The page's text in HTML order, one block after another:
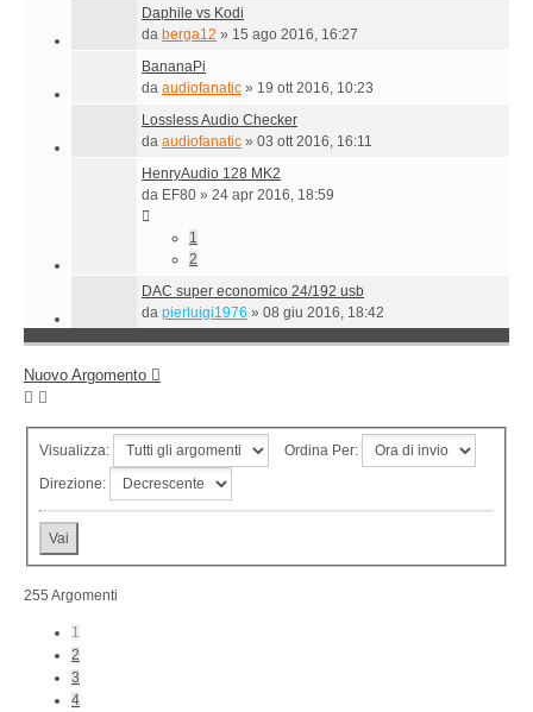
Daphile vs Kodi
da berga12 » 15 ago 2016, 16:27
BananaPi
da audiofanatic » 19 ott 2016, 10:23
Lossless Audio Checker
da audiofanatic » 03 ott 2016, 16:11
HenryAudio 128 MK2
da EF80 » 24 apr 2016, 18:59
1
2
DAC super economico 24/192 usb
da pierluigi1976 » 08 giu 2016, 18:42
Nuovo Argomento
Visualizza:
Ordina Per:
Direzione:
255 Argomenti
1
2
3
4